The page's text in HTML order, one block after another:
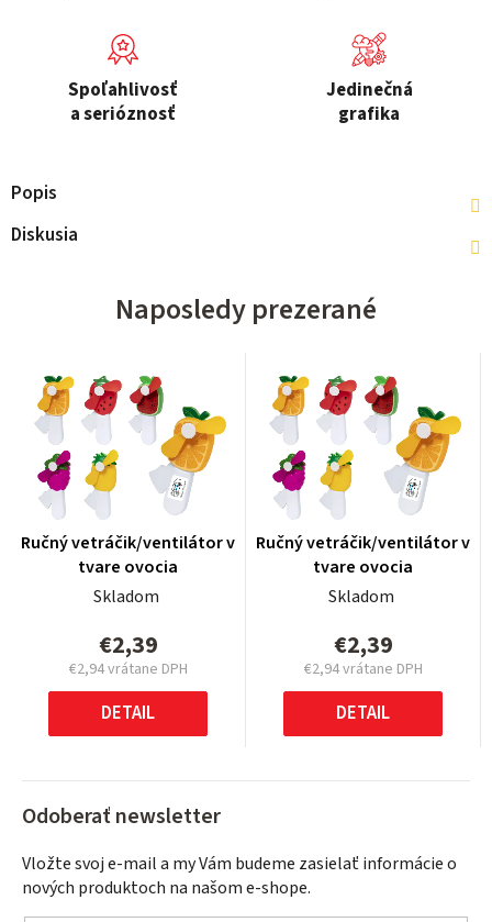
Spoľahlivosť
a serióznosť
Jedinečná
grafika
Popis
Diskusia
Naposledy prezerané
Ručný vetráčik/ventilátor v
tvare ovocia
Skladom
€2,39
€2,94 vrátane DPH
Jednotková
cena:
DETAIL
Ručný vetráčik/ventilátor v
tvare ovocia
Skladom
€2,39
€2,94 vrátane DPH
Jednotková
cena:
DETAIL
Odoberať newsletter
Vložte svoj e-mail a my Vám budeme zasielať informácie o
nových produktoch na našom e-shope.